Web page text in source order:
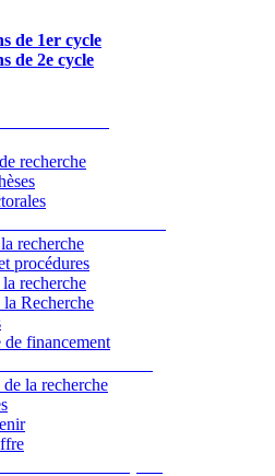
de 1er cycle
de 2e cycle
recherche
recherche
procédures
recherche
Recherche
de financement
la recherche